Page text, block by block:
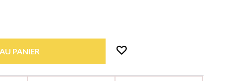
PANIER